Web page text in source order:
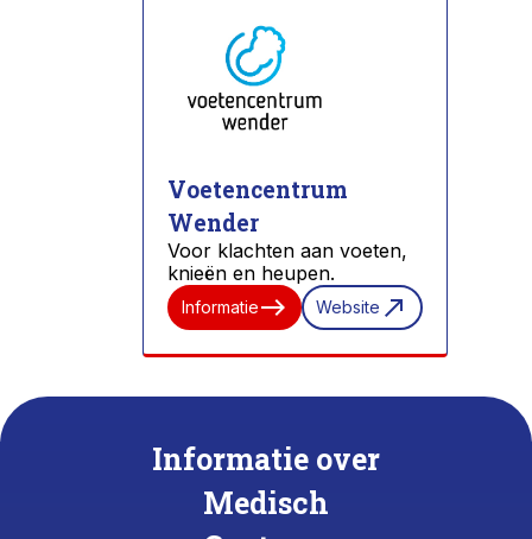
Voetencentrum
Wender
Voor klachten aan voeten,
knieën en heupen.
Informatieeast Website north_east
Informatie over
Medisch